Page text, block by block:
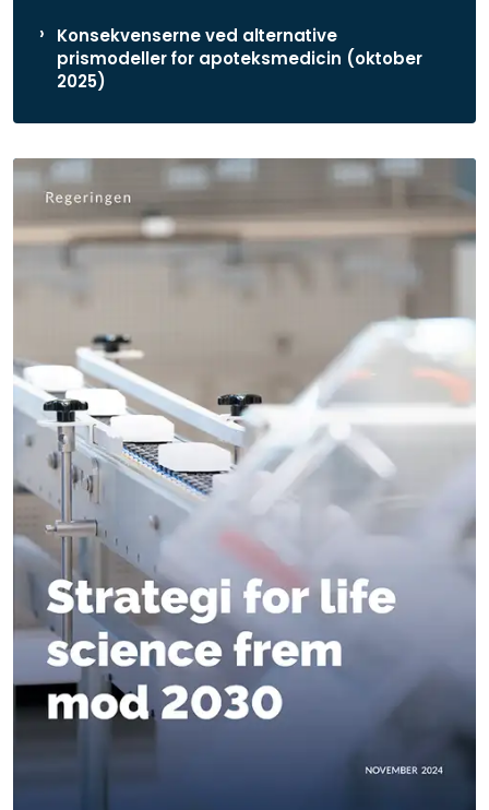
Konsekvenserne ved alternative
prismodeller for apoteksmedicin (oktober
2025)